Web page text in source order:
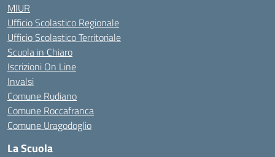
MIUR
Ufficio Scolastico Regionale
Ufficio Scolastico Territoriale
Scuola in Chiaro
Iscrizioni On Line
Invalsi
Comune Rudiano
Comune Roccafranca
Comune Uragodoglio
La Scuola